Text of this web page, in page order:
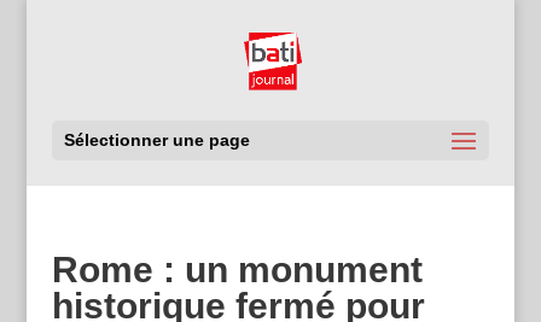
Sélectionner une page
Rome : un monument
historique fermé pour